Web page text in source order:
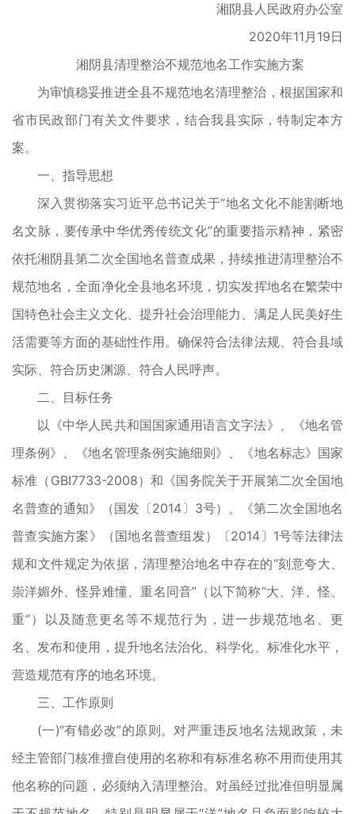
湘阴县人民政府办公室
2020年11月19日
湘阴县清理整治不规范地名工作实施方案
为审慎稳妥推进全县不规范地名清理整治，根据国家和
省市民政部门有关文件要求，结合我县实际，特制定本方
案。
一、指导思想
深入贯彻落实习近平总书记关于“地名文化不能割断地
名文脉，要传承中华优秀传统文化”的重要指示精神，紧密
依托湘阴县第二次全国地名普查成果，持续推进清理整治不
规范地名，全面净化全县地名环境，切实发挥地名在繁荣中
国特色社会主义文化、提升社会治理能力、满足人民美好生
活需要等方面的基础性作用。确保符合法律法规、符合县域
实际、符合历史渊源、符合人民呼声。
二、目标任务
以《中华人民共和国国家通用语言文字法》、《地名管
理条例》、《地名管理条例实施细则》、《地名标志》国家
标准（GBI7733-2008）和《国务院关于开展第二次全国地
名普查的通知》（国发〔2014〕3号）、《第二次全国地名
普查实施方案》（国地名普查组发）〔2014〕1号等法律法
规和文件规定为依据，清理整治地名中存在的“刻意夸大、
崇洋媚外、怪异难懂、重名同音”（以下简称“大、洋、怪、
重”）以及随意更名等不规范行为，进一步规范地名、更
名、发布和使用，提升地名法治化、科学化、标准化水平，
营造规范有序的地名环境。
三、工作原则
(一)“有错必改”的原则。对严重违反地名法规政策，未
经主管部门核准擅自使用的名称和有标准名称不用而使用其
他名称的问题，必须纳入清理整治。对虽经过批准但明显属